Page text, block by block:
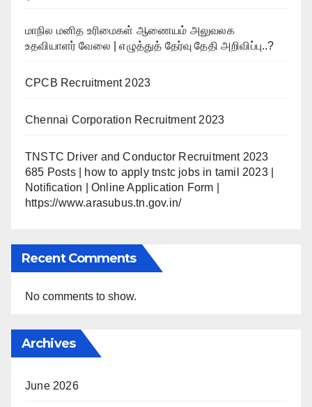
மாநில மனித உரிமைகள் ஆணையம் அலுவலக
உதவியாளர் வேலை | எழுத்துத் தேர்வு தேதி அறிவிப்பு..?
CPCB Recruitment 2023
Chennai Corporation Recruitment 2023
TNSTC Driver and Conductor Recruitment 2023
685 Posts | how to apply tnstc jobs in tamil 2023 |
Notification | Online Application Form |
https://www.arasubus.tn.gov.in/
Recent Comments
No comments to show.
Archives
June 2026